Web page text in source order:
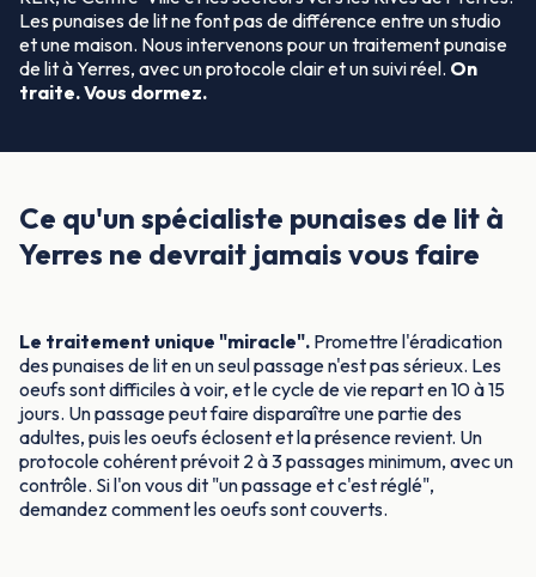
Les punaises de lit ne font pas de différence entre un studio
et une maison. Nous intervenons pour un traitement punaise
de lit à Yerres, avec un protocole clair et un suivi réel. On
traite. Vous dormez.
Ce qu'un spécialiste punaises de lit à
Yerres ne devrait jamais vous faire
Le traitement unique "miracle". Promettre l'éradication
des punaises de lit en un seul passage n'est pas sérieux. Les
oeufs sont difficiles à voir, et le cycle de vie repart en 10 à 15
jours. Un passage peut faire disparaître une partie des
adultes, puis les oeufs éclosent et la présence revient. Un
protocole cohérent prévoit 2 à 3 passages minimum, avec un
contrôle. Si l'on vous dit "un passage et c'est réglé",
demandez comment les oeufs sont couverts.